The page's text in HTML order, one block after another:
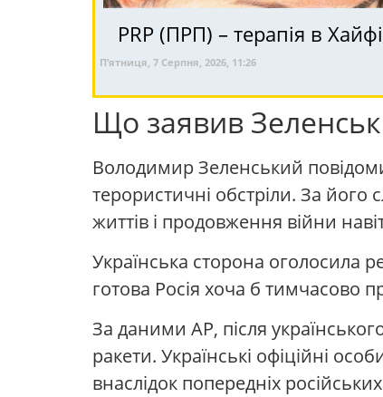
П’ятниця, 7 Серпня, 2026, 11:26
Що заявив
Володимир Зеленський
терористичні обстріли. За його
життів і продовження війни
Українська сторона оголосила
готова Росія хоча б
За даними AP, після
ракети. Українські офіційні
внаслідок попередніх